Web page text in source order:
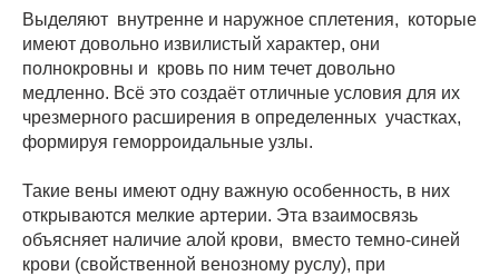
Выделяют внутренне и наружное сплетения, которые
имеют довольно извилистый характер, они
полнокровны и кровь по ним течет довольно
медленно. Всё это создаёт отличные условия для их
чрезмерного расширения в определенных участках,
формируя геморроидальные узлы.
Такие вены имеют одну важную особенность, в них
открываются мелкие артерии. Эта взаимосвязь
объясняет наличие алой крови, вместо темно-синей
крови (свойственной венозному руслу), при